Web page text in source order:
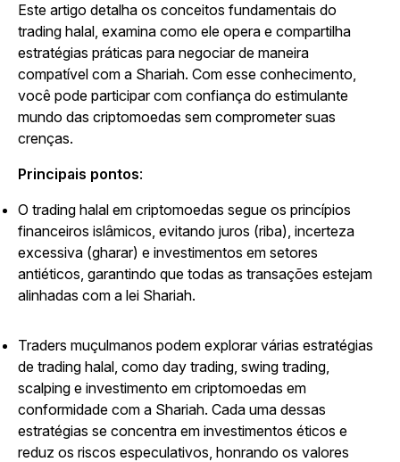
Este artigo detalha os conceitos fundamentais do
trading halal, examina como ele opera e compartilha
estratégias práticas para negociar de maneira
compatível com a Shariah. Com esse conhecimento,
você pode participar com confiança do estimulante
mundo das criptomoedas sem comprometer suas
crenças.
Principais pontos:
O trading halal em criptomoedas segue os princípios
financeiros islâmicos, evitando juros (riba), incerteza
excessiva (gharar) e investimentos em setores
antiéticos, garantindo que todas as transações estejam
alinhadas com a lei Shariah.
Traders muçulmanos podem explorar várias estratégias
de trading halal, como day trading, swing trading,
scalping e investimento em criptomoedas em
conformidade com a Shariah. Cada uma dessas
estratégias se concentra em investimentos éticos e
reduz os riscos especulativos, honrando os valores